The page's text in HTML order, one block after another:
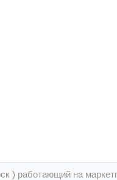
) работающий на